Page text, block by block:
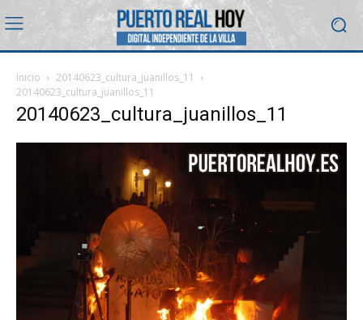
Inicio
20140623_cultura_juanillos_11
20140623_cultura_juanillos_11
20140623_cultura_juanillos_11